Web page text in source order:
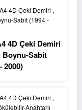
4D Çeki Demiri
Boynu-Sabit
2000)